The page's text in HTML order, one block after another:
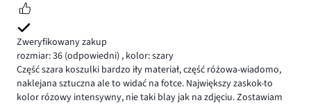
Zweryfikowany zakup
rozmiar: 36 (odpowiedni) , kolor: szary
Część szara koszulki bardzo iły materiał, część różowa-wiadomo,
naklejana sztuczna ale to widać na fotce. Największy zaskok-to
kolor rózowy intensywny, nie taki blay jak na zdjęciu. Zostawiam